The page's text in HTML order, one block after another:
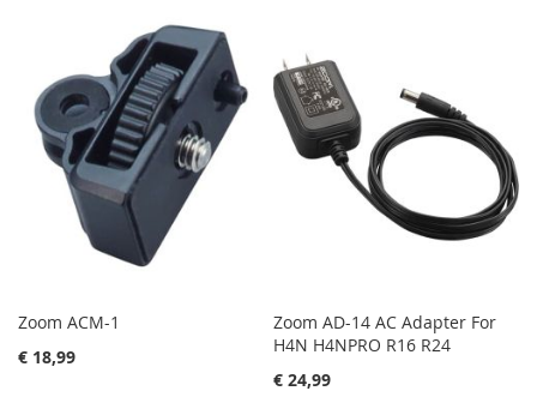
Zoom ACM-1
€ 18,99
Zoom AD-14 AC Adapter For
H4N H4NPRO R16 R24
€ 24,99